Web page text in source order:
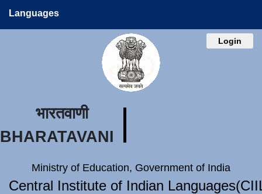
Languages
Login
भारतवाणी
BHARATAVANI
Ministry of Education, Government of India
Central Institute of Indian